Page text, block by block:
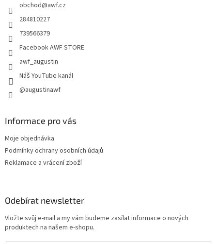
obchod@awf.cz
284810227
739566379
Facebook AWF STORE
awf_augustin
Náš YouTube kanál
@augustinawf
Informace pro vás
Moje objednávka
Podmínky ochrany osobních údajů
Reklamace a vrácení zboží
Odebírat newsletter
Vložte svůj e-mail a my vám budeme zasílat informace o nových
produktech na našem e-shopu.